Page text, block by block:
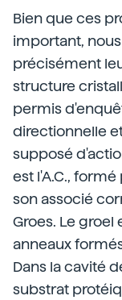
Bien que ces
important,
précisément
structure
permis
directionnelle
supposé
est l'A.C.,
son associé
Groes. Le
anneaux
Dans la cavité
substrat